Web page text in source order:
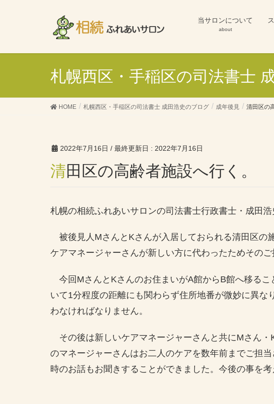
当サロンについて
about
札幌西区・手稲区の司法書士
HOME 札幌西区・手稲区の司法書士 成田浩史のブログ 成年後見 清田区の
2022年7月16日 / 最終更新日 : 2022年7月16日
清田区の高齢者施設へ行く。
札幌の相続ふれあいサロンの司法書士行政書士・成田浩
被後見人MさんとKさんが入居しておられる清田区の
ケアマネージャーさんが新しい方に代わったためそのご
今回MさんとKさんのお住まいがA館からB館へ移る
いて1分程度の距離にも関わらず住所地番が微妙に異な
わなければなりません。
その後は新しいケアマネージャーさんと共にMさん・
のマネージャーさんはお二人のケアを数年前までご担
時のお話もお聞きすることができました。今後の事を考